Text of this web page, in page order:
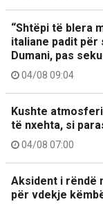
“Shtëpi të blera
italiane padit për
Dumani, pas
04/08 09:04
Kushte
të nxehta, si
04/08 07:00
Aksident i rëndë
për vdekje